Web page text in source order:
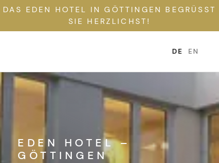
DAS EDEN HOTEL IN GÖTTINGEN BEGRÜSST S
IE HERZLICHST!
DE EN
EDEN HOTEL –
GÖTTINGEN